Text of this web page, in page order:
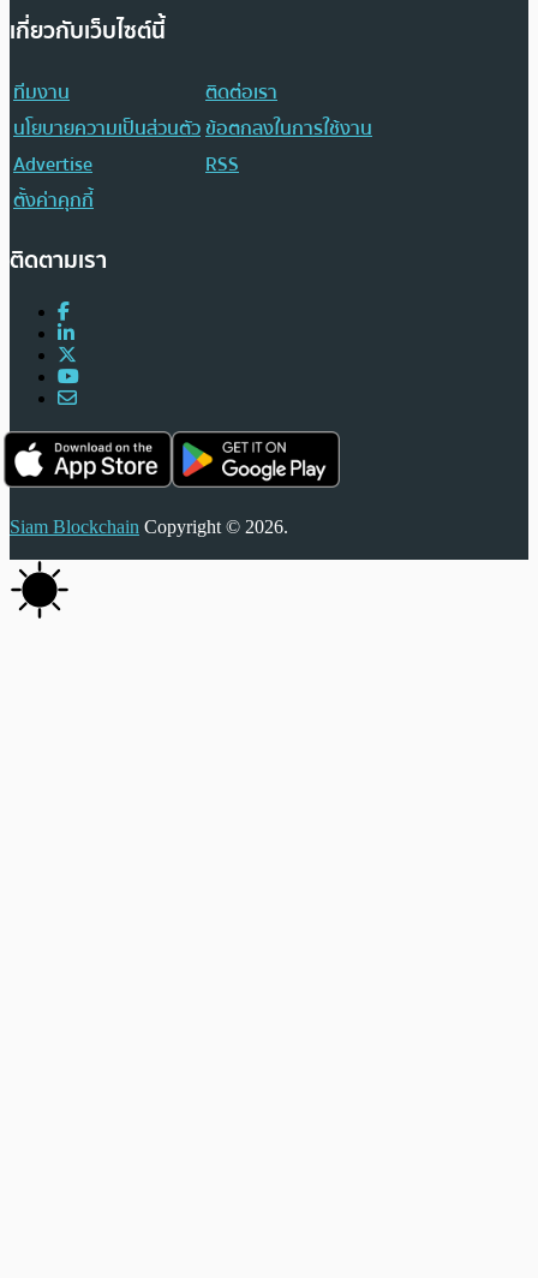
เกี่ยวกับเว็บไซต์นี้
ทีมงาน
ติดต่อเรา
นโยบายความเป็นส่วนตัวข้อตกลงในการใช้งาน
Advertise
RSS
ตั้งค่าคุกกี้
ติดตามเรา
Siam Blockchain Copyright © 2026.